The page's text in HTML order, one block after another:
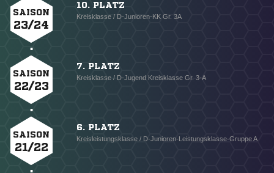
SAISON
23/24
10. PLATZ
Kreisklasse / D-Junioren-KK Gr. 3A
SAISON
22/23
7. PLATZ
Kreisklasse / D-Jugend Kreisklasse Gr. 3-A
SAISON
21/22
6. PLATZ
Kreisleistungsklasse / D-Junioren-Leistungsklasse-Gruppe A